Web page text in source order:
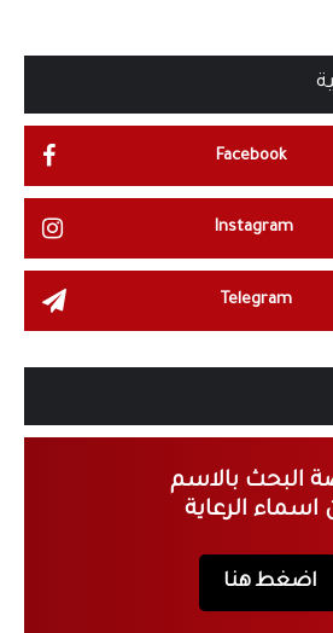
Facebook
Instagram
Telegram
البحث بالاسم
اسماء الرعاية
اضغط هنا